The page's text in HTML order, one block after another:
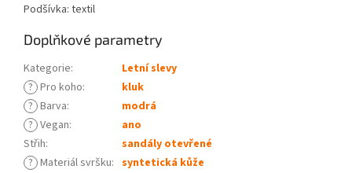
Podšívka: textil
Doplňkové parametry
Kategorie:
Letní slevy
? Pro koho:
kluk
? Barva:
modrá
? Vegan:
ano
Střih:
sandály otevřené
? Materiál svršku: syntetická kůže